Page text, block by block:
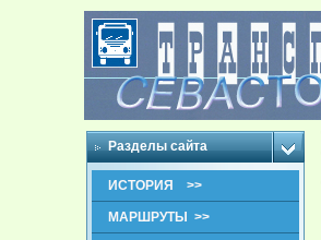
Разделы сайта
ИСТОРИЯ >>
МАРШРУТЫ >>